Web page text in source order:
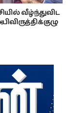
வீழ்ந்துவிட